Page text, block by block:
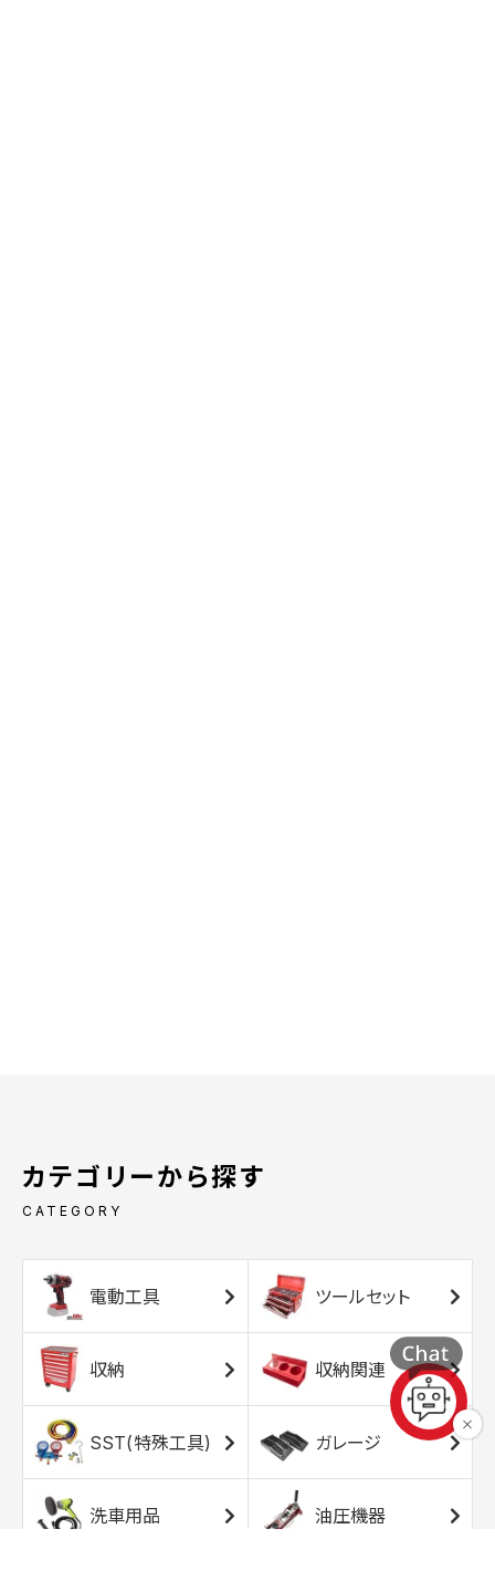
カテゴリーから探す
CATEGORY
電動工具 ツールセット
収納 収納関連
SST(特殊工具) ガレージ
洗車用品 油圧機器